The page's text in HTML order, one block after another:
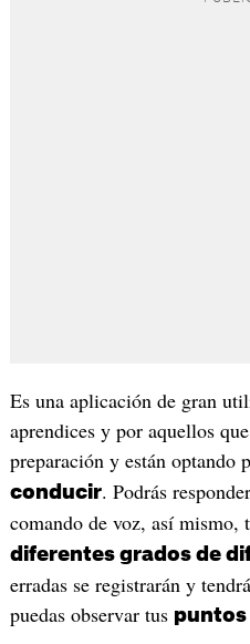
Es una aplicación de gran
aprendices y por aquellos
preparación y están optando
conducir. Podrás
comando de voz, así mismo,
diferentes grados de
erradas se registrarán y
puedas observar tus puntos